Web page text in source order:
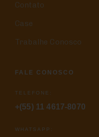
Contato
Case
Trabalhe Conosco
FALE CONOSCO
TELEFONE:
+(55) 11 4617-8070
WHATSAPP: